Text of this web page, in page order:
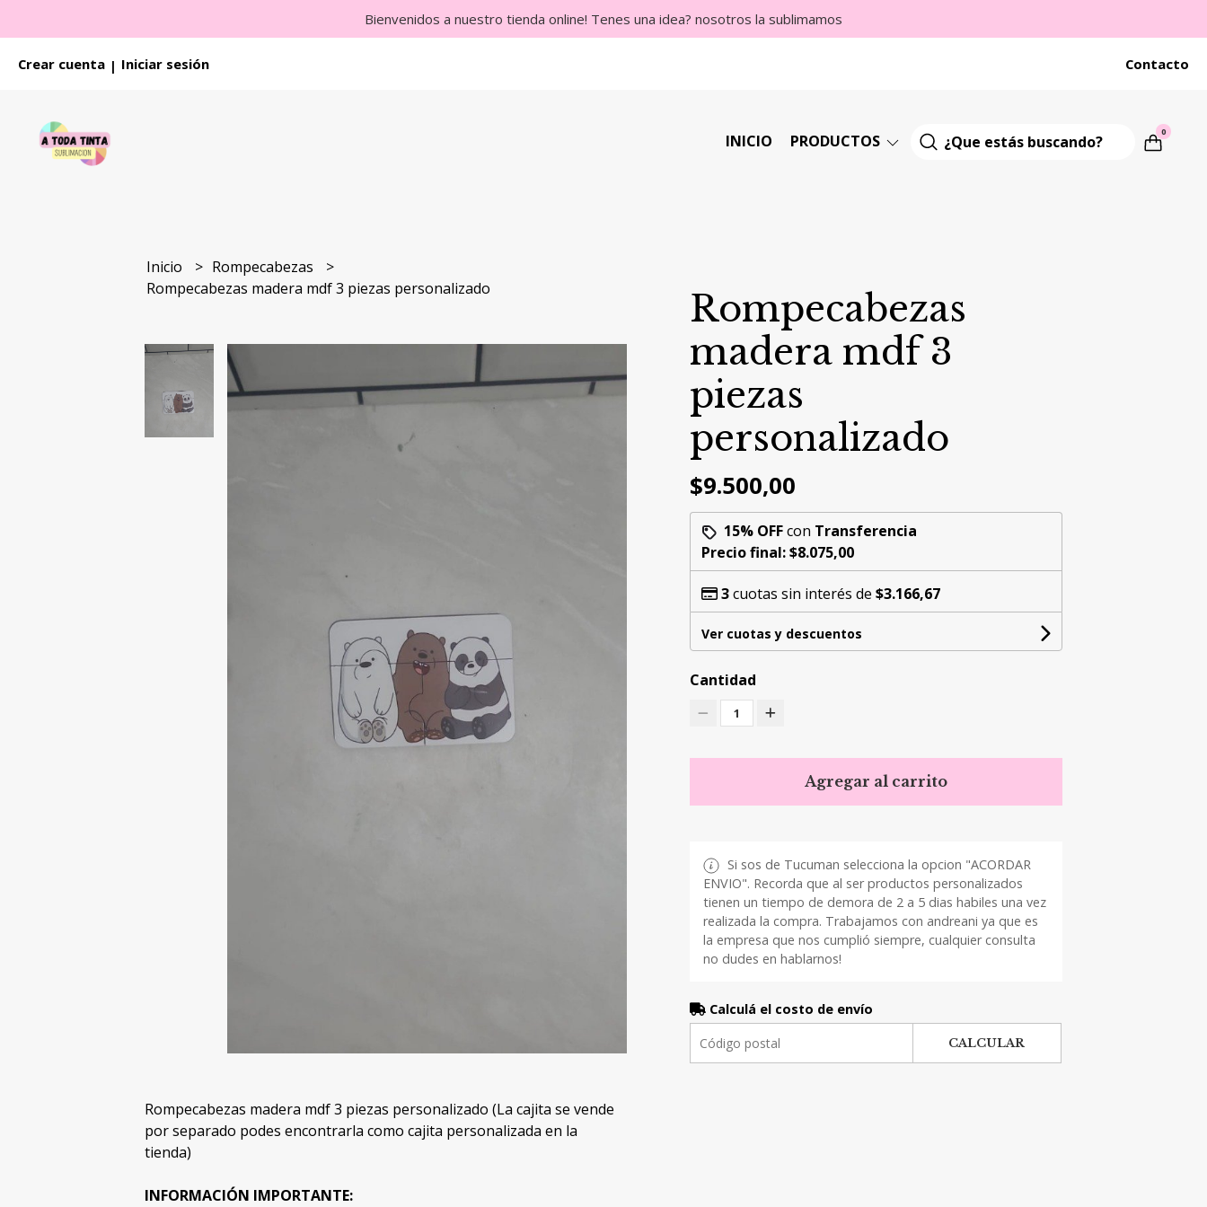
Bienvenidos a nuestro tienda online! Tenes una idea? nosotros la sublimamos
Crear cuenta | Iniciar sesión Contacto
INICIO PRODUCTOS 0
Inicio
Rompecabezas
Rompecabezas madera mdf 3 piezas personalizado
Rompecabezas madera mdf 3 piezas personalizado (La cajita se vende
por separado podes encontrarla como cajita personalizada en la
tienda)
INFORMACIÓN IMPORTANTE:
Rompecabezas
madera mdf 3
piezas
personalizado
$9.500,00
15% OFFcon Transferencia
Precio final:$8.075,00
3cuotas sin interés de $3.166,67
Ver cuotas y descuentos
Cantidad
1
Agregar al carrito
Si sos de Tucuman selecciona la opcion "ACORDAR
ENVIO". Recorda que al ser productos personalizados
tienen un tiempo de demora de 2 a 5 dias habiles una vez
realizada la compra. Trabajamos con andreani ya que es
la empresa que nos cumplió siempre, cualquier consulta
no dudes en hablarnos!
Calculá el costo de envío
CALCULAR